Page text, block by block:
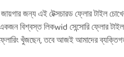
জন্য এই টেক্সচারড ফ্লোর টাইল
বিশ্বস্ত লিকwid সেন্সোরি ফ্লোর টাইল
ফ্লোরিং খুঁজছেন, তবে আজই আমাদের